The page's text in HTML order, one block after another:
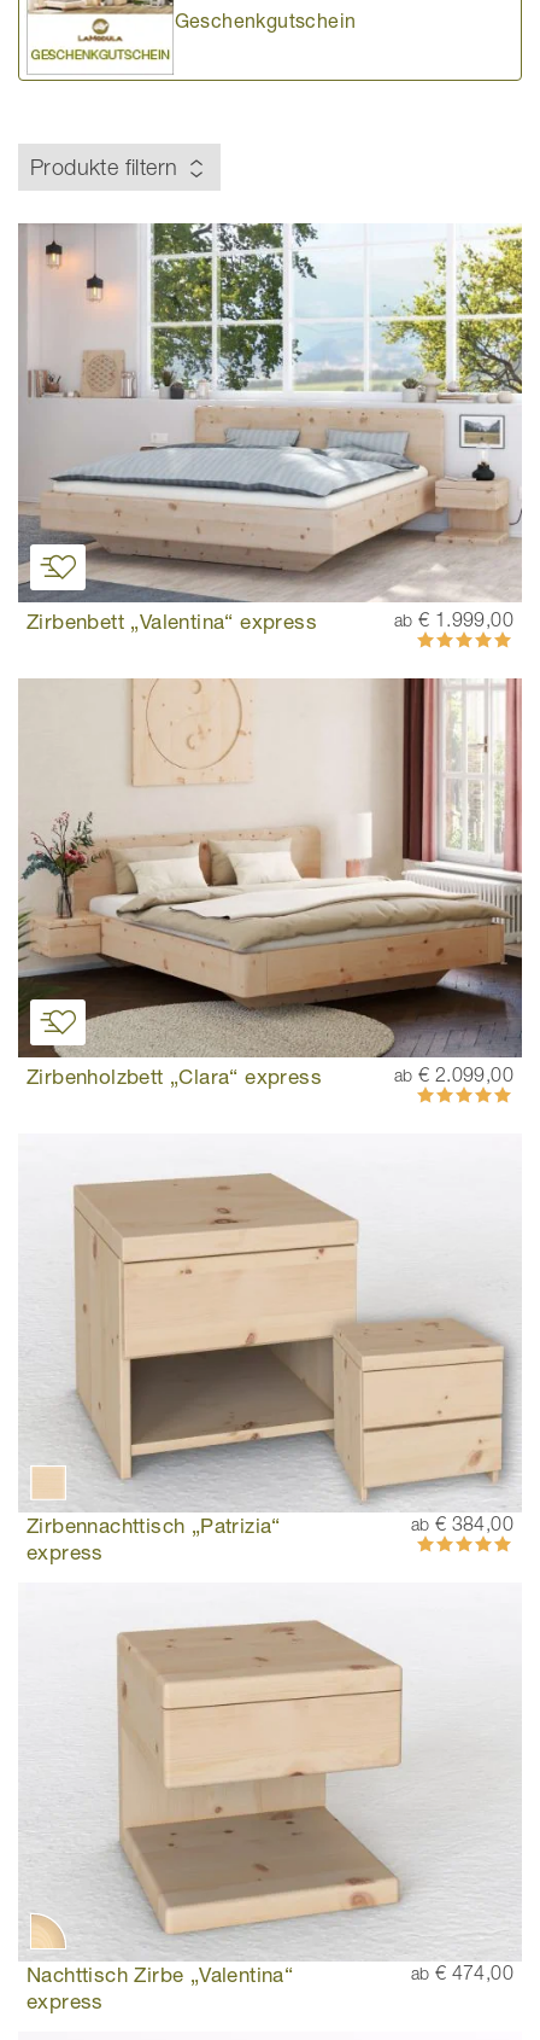
Geschenkgutschein
Produkte filtern
Zirbenbett „Valentina“ express ab € 1.999,00
Bewertung:
100%
Zirbenholzbett „Clara“ express ab € 2.099,00
Bewertung:
100%
Zirbennachttisch „Patrizia“
express
ab € 384,00
Bewertung:
100%
Nachttisch Zirbe „Valentina“
express
ab € 474,00